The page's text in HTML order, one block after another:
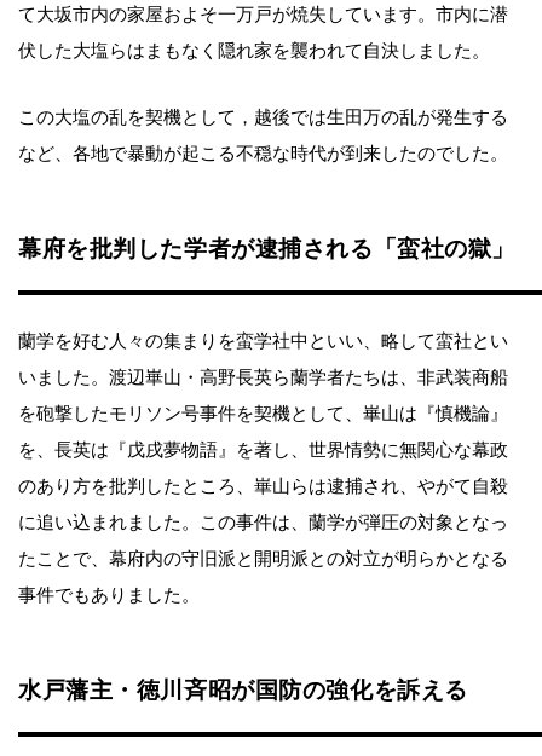
て大坂市内の家屋およそ一万戸が焼失しています。市内に潜
伏した大塩らはまもなく隠れ家を襲われて自決しました。
この大塩の乱を契機として，越後では生田万の乱が発生する
など、各地で暴動が起こる不穏な時代が到来したのでした。
幕府を批判した学者が逮捕される「蛮社の獄」
蘭学を好む人々の集まりを蛮学社中といい、略して蛮社とい
いました。渡辺崋山・高野長英ら蘭学者たちは、非武装商船
を砲撃したモリソン号事件を契機として、崋山は『慎機論』
を、長英は『戊戌夢物語』を著し、世界情勢に無関心な幕政
のあり方を批判したところ、崋山らは逮捕され、やがて自殺
に追い込まれました。この事件は、蘭学が弾圧の対象となっ
たことで、幕府内の守旧派と開明派との対立が明らかとなる
事件でもありました。
水戸藩主・徳川斉昭が国防の強化を訴える